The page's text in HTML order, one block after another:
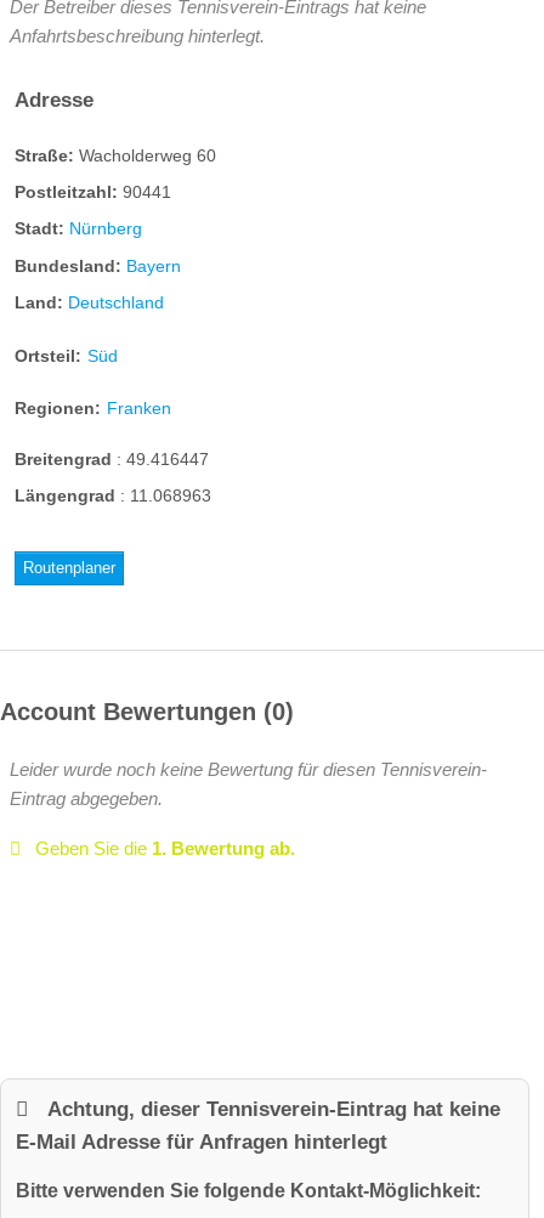
Der Betreiber dieses Tennisverein-Eintrags hat keine
Anfahrtsbeschreibung hinterlegt.
Adresse
Straße: Wacholderweg 60
Postleitzahl: 90441
Stadt: Nürnberg
Bundesland: Bayern
Land: Deutschland
Ortsteil: Süd
Regionen: Franken
Breitengrad : 49.416447
Längengrad : 11.068963
Routenplaner
Account Bewertungen 0
Leider wurde noch keine Bewertung für diesen Tennisverein-
Eintrag abgegeben.
Geben Sie die 1. Bewertung ab.
Achtung, dieser Tennisverein-Eintrag hat keine
E-Mail Adresse für Anfragen hinterlegt
Bitte verwenden Sie folgende Kontakt-Möglichkeit: